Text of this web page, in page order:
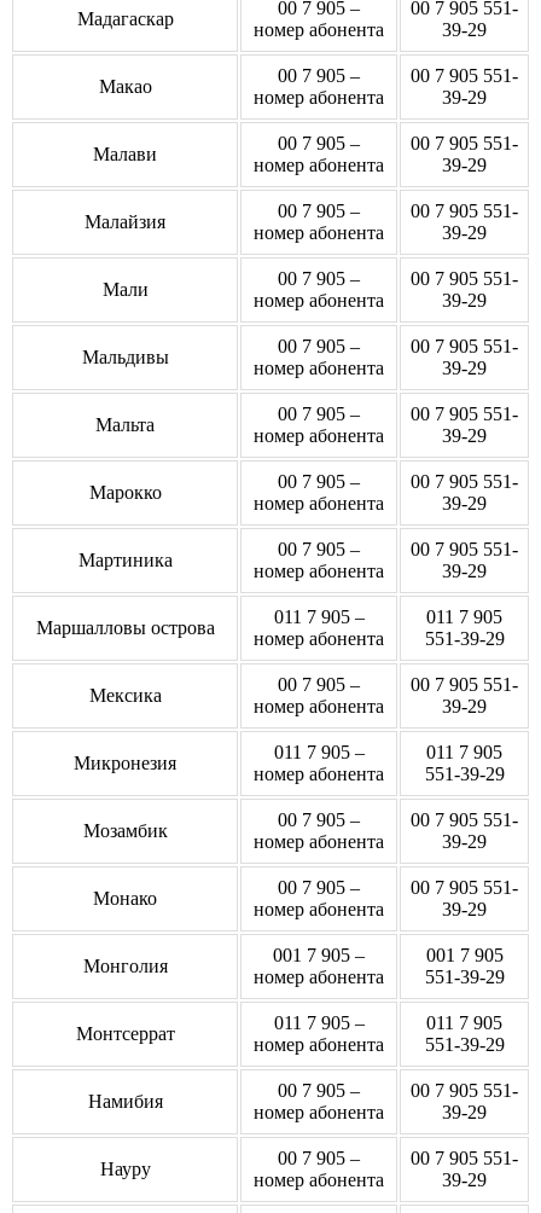
Мадагаскар
00 7 905 –
номер абонента
00 7 905 551-
39-29
Макао
00 7 905 –
номер абонента
00 7 905 551-
39-29
Малави
00 7 905 –
номер абонента
00 7 905 551-
39-29
Малайзия
00 7 905 –
номер абонента
00 7 905 551-
39-29
Мали
00 7 905 –
номер абонента
00 7 905 551-
39-29
Мальдивы
00 7 905 –
номер абонента
00 7 905 551-
39-29
Мальта
00 7 905 –
номер абонента
00 7 905 551-
39-29
Марокко
00 7 905 –
номер абонента
00 7 905 551-
39-29
Мартиника
00 7 905 –
номер абонента
00 7 905 551-
39-29
Маршалловы острова
011 7 905 –
номер абонента
011 7 905
551-39-29
Мексика
00 7 905 –
номер абонента
00 7 905 551-
39-29
Микронезия
011 7 905 –
номер абонента
011 7 905
551-39-29
Мозамбик
00 7 905 –
номер абонента
00 7 905 551-
39-29
Монако
00 7 905 –
номер абонента
00 7 905 551-
39-29
Монголия
001 7 905 –
номер абонента
001 7 905
551-39-29
Монтсеррат
011 7 905 –
номер абонента
011 7 905
551-39-29
Намибия
00 7 905 –
номер абонента
00 7 905 551-
39-29
Науру
00 7 905 –
номер абонента
00 7 905 551-
39-29